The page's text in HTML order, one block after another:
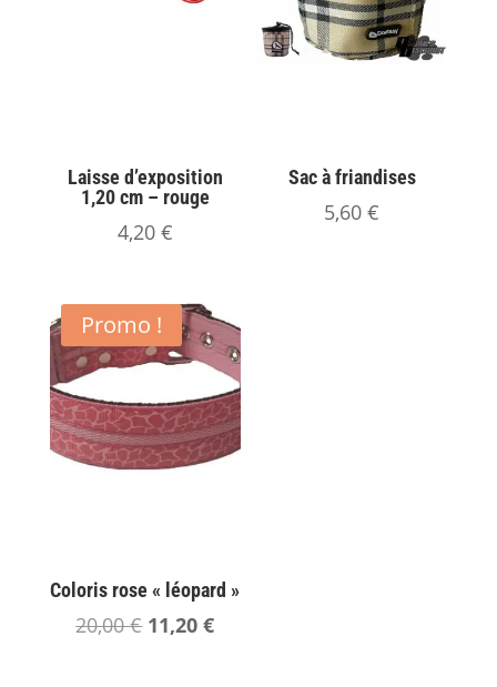
Laisse d’exposition
1,20 cm – rouge
4,20 €
Sac à friandises
5,60€
Promo !
Coloris rose « léopard »
20,00€ Le
11,20€Le